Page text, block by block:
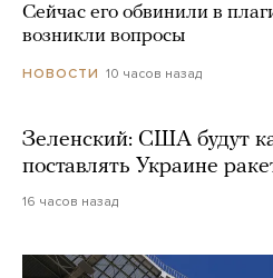
Сейчас его обвинили в
возникли вопросы
НОВОСТИ 10 часов назад
Зеленский: США будут
поставлять Украине
16 часов назад